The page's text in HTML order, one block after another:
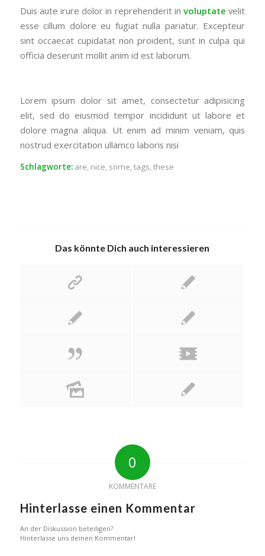
Duis aute irure dolor in reprehenderit involuptate velit
esse cillum dolore eu fugiat nulla pariatur. Excepteur
sint occaecat cupidatat non proident, sunt in culpa qui
officia deserunt mollit anim id est laborum.
Lorem ipsum dolor sit amet, consectetur adipisicing
elit, sed do eiusmod tempor incididunt ut labore et
dolore magna aliqua. Ut enim ad minim veniam, quis
nostrud exercitation ullamco laboris nisi
Schlagworte: are, nice, some,tags,these
Das könnte Dich auch interessieren
0
KOMMENTARE
Hinterlasse einen Kommentar
An der Diskussion beteiligen?
Hinterlasse uns deinen Kommentar!